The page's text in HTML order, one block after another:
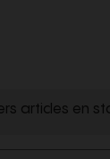
articles en